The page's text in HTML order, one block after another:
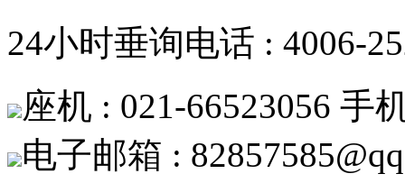
24小时垂询电话 : 4006-
座机 : 021-66523056 手
电子邮箱 :